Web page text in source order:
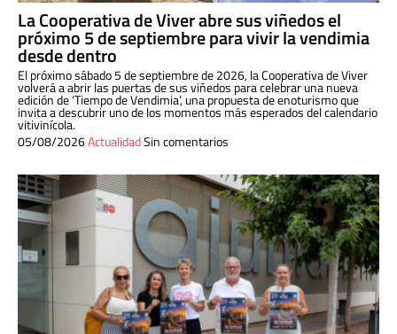
La Cooperativa de Viver abre sus viñedos el
próximo 5 de septiembre para vivir la vendimia
desde dentro
El próximo sábado 5 de septiembre de 2026, la Cooperativa de Viver
volverá a abrir las puertas de sus viñedos para celebrar una nueva
edición de ‘Tiempo de Vendimia’, una propuesta de enoturismo que
invita a descubrir uno de los momentos más esperados del calendario
vitivinícola.
05/08/2026ActualidadSin comentarios